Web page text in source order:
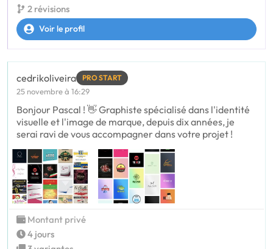
2 révisions
Voir le profil
cedrikoliveira PRO START
25 novembre à 16:29
Bonjour Pascal ! 👋 Graphiste spécialisé dans l'identité
visuelle et l'image de marque, depuis dix années, je
serai ravi de vous accompagner dans votre projet !
Montant privé
4 jours